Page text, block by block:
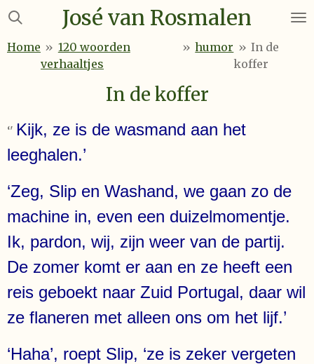
Ga
naar
José van Rosmalen
Home » 120 woorden
verhaaltjes
» humor » In de
koffer
In de koffer
‘' Kijk, ze is de wasmand aan het
leeghalen.’
‘Zeg, Slip en Washand, we gaan zo de
machine in, even een duizelmomentje.
Ik, pardon, wij, zijn weer van de partij.
De zomer komt er aan en ze heeft een
reis geboekt naar Zuid Portugal, daar wil
ze flaneren met alleen ons om het lijf.’
‘Haha’, roept Slip, ‘ze is zeker vergeten